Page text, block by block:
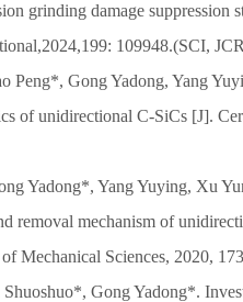
grinding damage
109948.(SCI,
Peng*, Gong Yadong, Yang
of unidirectional C-SiCs [J].
Yadong*, Yang Yuying, Xu
removal mechanism of
Mechanical Sciences, 2020,
Gong Yadong*.